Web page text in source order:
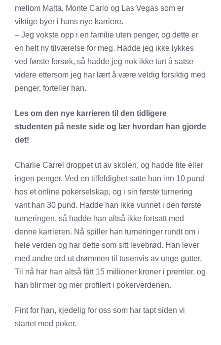
mellom Malta, Monte Carlo og Las Vegas som er
viktige byer i hans nye karriere.
– Jeg vokste opp i en familie uten penger, og dette er
en helt ny tilværelse for meg. Hadde jeg ikke lykkes
ved første forsøk, så hadde jeg nok ikke turt å satse
videre ettersom jeg har lært å være veldig forsiktig med
penger, forteller han.
Les om den nye karrieren til den tidligere
studenten på neste side og lær hvordan han gjorde
det!
Charlie Carrel droppet ut av skolen, og hadde lite eller
ingen penger. Ved en tilfeldighet satte han inn 10 pund
hos et online pokerselskap, og i sin første turnering
vant han 30 pund. Hadde han ikke vunnet i den første
turneringen, så hadde han altså ikke fortsatt med
denne karrieren. Nå spiller han turneringer rundt om i
hele verden og har dette som sitt levebrød. Han lever
med andre ord ut drømmen til tusenvis av unge gutter.
Til nå har han altså fått 15 millioner kroner i premier, og
han blir mer og mer profilert i pokerverdenen.
Fint for han, kjedelig for oss som har tapt siden vi
startet med poker.